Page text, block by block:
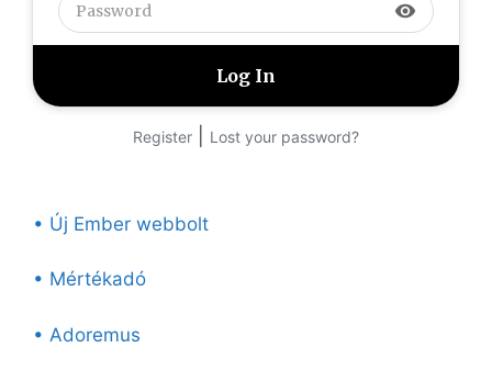
visibility
Register Lost your password?
• Új Ember webbolt
• Mértékadó
• Adoremus